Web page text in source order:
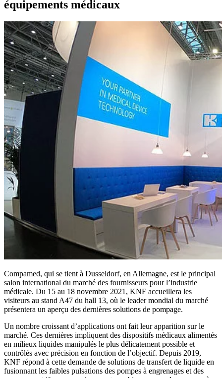
équipements médicaux
Compamed, qui se tient à Dusseldorf, en Allemagne, est le principal
salon international du marché des fournisseurs pour l’industrie
médicale. Du 15 au 18 novembre 2021, KNF accueillera les
visiteurs au stand A47 du hall 13, où le leader mondial du marché
présentera un aperçu des dernières solutions de pompage.
Un nombre croissant d’applications ont fait leur apparition sur le
marché. Ces dernières impliquent des dispositifs médicaux alimentés
en milieux liquides manipulés le plus délicatement possible et
contrôlés avec précision en fonction de l’objectif. Depuis 2019,
KNF répond à cette demande de solutions de transfert de liquide en
fusionnant les faibles pulsations des pompes à engrenages et des